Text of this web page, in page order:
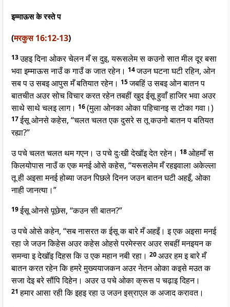
इम्माऊस के रस्ते प
(मरकुस 16:12-13)
13उहइ दिना ओकर चेलन मँ स दुइ, यरूसलेम स कउनो सात मील दूर बसा
भवा इम्माऊस नाउँ क गाउँ क जात रहेन। 14जउन घटना घटी रहिन, ओन
सब प उ सबइ आपुस मँ बतियात रहेन। 15जबहिं उ सबइ ओन बातन प
बातचीत अउर सोच विचार करत रहेन तबहीं खुद ईसू हुवाँ हाजिर भवा अउर
साथे साथे चलइ लाग। 16(मुला ओनका ओका पहिचानइ स टोका गवा।)
17ईसू ओनसे कहेस, “चलत चलत एक दुसरे स तू कउनो बातन प बतियत
रह्या?”
उ पचे चलत चलत थम गएन। उ पचे दुःखी देखॉइ देत रहेन। 18ओहमाँ स
किलयोपास नाउँ क एक मनई ओसे कहेस, “यरूसलेम मँ रहइवाला अकेल्ला
तू ही अइसा मनई होब्या जउन पिछले दिनन जउन बातन घटी अहइँ, ओका
नाही जानत्या।”
19ईसू ओनसे पूछेस, “कउन सी बातन?”
उ पचे ओसे कहेन, “सब नासरत क ईसू क बारे मँ अहइँ। इ एक अइसा मनई
रहा जे जउन किहेस अउर कहेस ओहसे परमेस्सर अउर सबहीं मनइयन क
समन्वा इ देखॉइ दिहस कि उ एक महान नबी रहा। 20अउर हम इ बारे मँ
बातन करत रहेन कि हमरे मुख्ययाजकन अउर नेतन ओका कइसे मउत क
सजा देइ बरे सौंपि दिहेन। अउर उ पचे ओका क्रूस प चढ़ाइ दिहन।
21हमार आसा रही कि इहइ रहा उ जउन इस्राएल क अजाद करावत।